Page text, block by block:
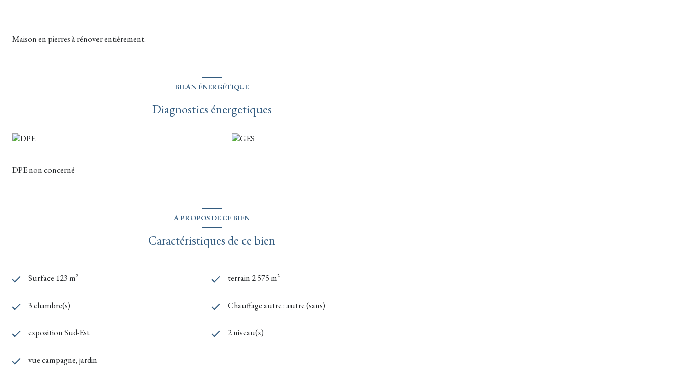
Maison en pierres à rénover entièrement.
BILAN ÉNERGÉTIQUE
Diagnostics énergetiques
DPE non concerné
A PROPOS DE CE BIEN
Caractéristiques de ce bien
Surface 123 m² terrain 2 575 m²
3 chambre(s) Chauffage autre : autre (sans)
exposition Sud-Est 2 niveau(x)
vue campagne, jardin